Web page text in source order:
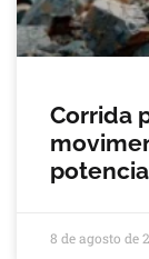
Corrida
8 de agosto de